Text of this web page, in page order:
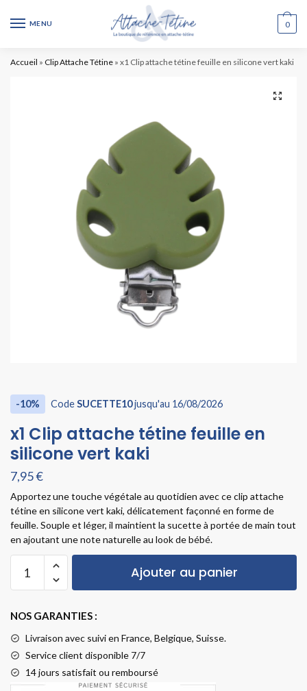
MENU 0
Accueil » Clip Attache Tétine » x1 Clip attache tétine feuille en silicone vert kaki
-10% CodeSUCETTE10jusqu'au 16/08/2026
x1 Clip attache tétine feuille en
silicone vert kaki
7,95€
Apportez une touche végétale au quotidien avec ce clip attache
tétine en silicone vert kaki, délicatement façonné en forme de
feuille. Souple et léger, il maintient la sucette à portée de main tout
en ajoutant une note naturelle au look de bébé.
Ajouter au panier
NOS GARANTIES :
Livraison avec suivi en France, Belgique, Suisse.
Service client disponible 7/7
14 jours satisfait ou remboursé